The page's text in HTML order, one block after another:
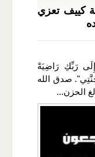
كييف تعزي
رَبِّكِ رَاضِيَةً
صدق الله
الحزن...